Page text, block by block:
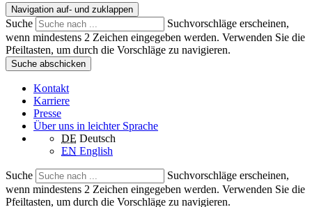
Navigation auf- und zuklappen
Suche
Suchvorschläge erscheinen,
wenn mindestens 2 Zeichen eingegeben werden. Verwenden Sie die
Pfeiltasten, um durch die Vorschläge zu navigieren.
Suche abschicken
Kontakt
Karriere
Presse
Über uns in leichter Sprache
DE Deutsch
EN English
Suche
Suchvorschläge erscheinen,
wenn mindestens 2 Zeichen eingegeben werden. Verwenden Sie die
Pfeiltasten, um durch die Vorschläge zu navigieren.